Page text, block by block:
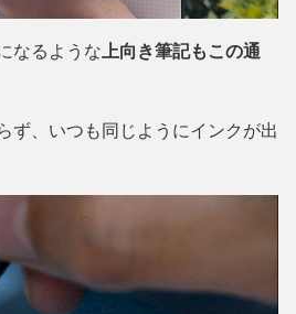
なるような 上向き筆記もこの通
ず、いつも同じようにインクが出